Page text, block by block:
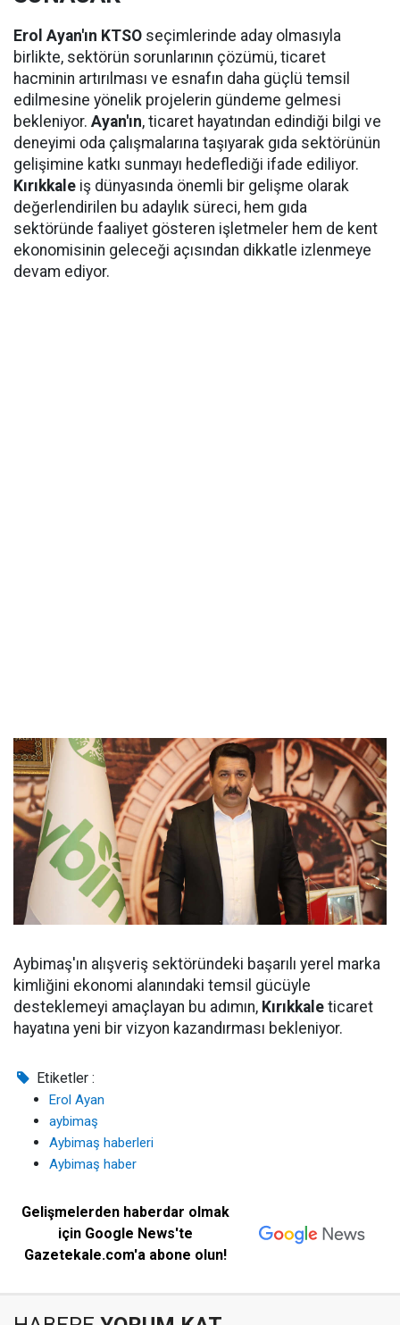
Erol Ayan'ın KTSO seçimlerinde aday olmasıyla
birlikte, sektörün sorunlarının çözümü, ticaret
hacminin artırılması ve esnafın daha güçlü temsil
edilmesine yönelik projelerin gündeme gelmesi
bekleniyor. Ayan'ın, ticaret hayatından edindiği bilgi ve
deneyimi oda çalışmalarına taşıyarak gıda sektörünün
gelişimine katkı sunmayı hedeflediği ifade ediliyor.
Kırıkkale iş dünyasında önemli bir gelişme olarak
değerlendirilen bu adaylık süreci, hem gıda
sektöründe faaliyet gösteren işletmeler hem de kent
ekonomisinin geleceği açısından dikkatle izlenmeye
devam ediyor.
Aybimaş'ın alışveriş sektöründeki başarılı yerel marka
kimliğini ekonomi alanındaki temsil gücüyle
desteklemeyi amaçlayan bu adımın, Kırıkkale ticaret
hayatına yeni bir vizyon kazandırması bekleniyor.
Etiketler :
Erol Ayan
aybimaş
Aybimaş haberleri
Aybimaş haber
Gelişmelerden haberdar olmak
için Google News'te
Gazetekale.com'a abone olun!